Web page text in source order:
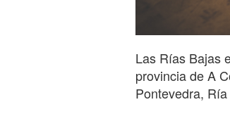
Las Rías Bajas
provincia de A
Pontevedra,